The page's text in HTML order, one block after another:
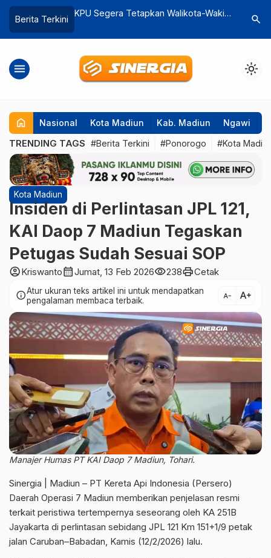
Berita Terkini
Gempa 2,8 Magnitudo Guncang
KPKsearch
menu light_mode
home Nasional Kota Madiun Kab. Madiun Ngawi
TRENDING TAGS #Berita Terkini #Ponorogo #Kota
Kota Madiun
Insiden di Perlintasan JPL 121,
KAI Daop 7 Madiun Tegaskan
Petugas Sudah Sesuai SOP
account_circleKriswantocalendar_monthJumat, 13 Feb 2026visibility238printCetak
infoAtur ukuran teks artikel ini untuk mendapatkan
pengalaman membaca terbaik.
text_decrease text_increase
Manajer Humas PT KAI Daop 7 Madiun, Tohari.
Sinergia | Madiun – PT Kereta Api Indonesia (Persero)
Daerah Operasi 7 Madiun memberikan penjelasan resmi
terkait peristiwa tertempernya seseorang oleh KA 251B
Jayakarta di perlintasan sebidang JPL 121 Km 151+1/9 petak
jalan Caruban–Babadan, Kamis (12/2/2026) lalu.